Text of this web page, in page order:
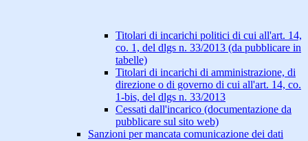
Titolari di incarichi politici di cui all'art. 14,
co. 1, del dlgs n. 33/2013 (da pubblicare in
tabelle)
Titolari di incarichi di amministrazione, di
direzione o di governo di cui all'art. 14, co.
1-bis, del dlgs n. 33/2013
Cessati dall'incarico (documentazione da
pubblicare sul sito web)
Sanzioni per mancata comunicazione dei dati